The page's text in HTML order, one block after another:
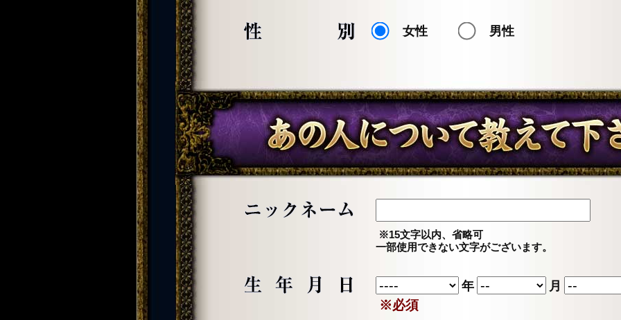
性別 女性 男性
あの人について教えてください
ニックネーム
※15文字以内、省略可
一部使用できない文字がございます。
生年月日 年
月
※必須